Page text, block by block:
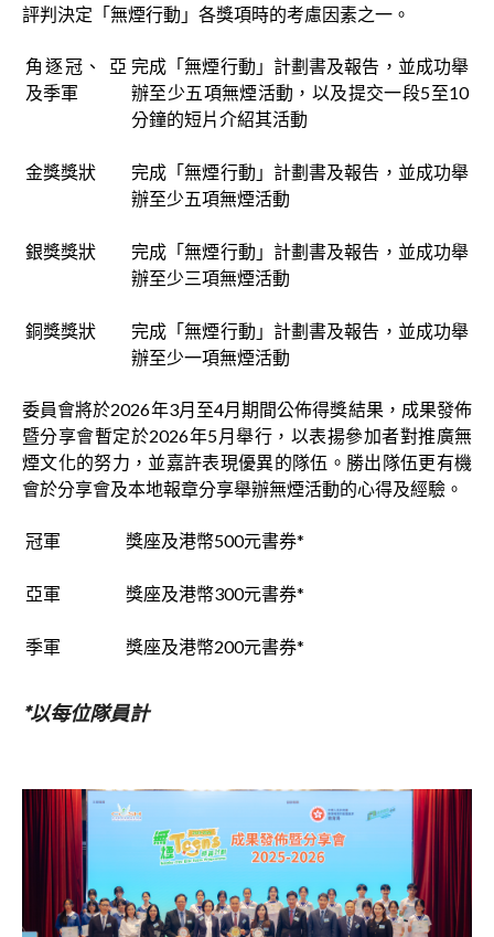
評判決定「無煙行動」各獎項時的考慮因素之一。
角逐冠、 亞
及季軍
完成「無煙行動」計劃書及報告，並成功舉
辦至少五項無煙活動，以及提交一段5至10
分鐘的短片介紹其活動
金獎獎狀
完成「無煙行動」計劃書及報告，並成功舉
辦至少五項無煙活動
銀獎獎狀
完成「無煙行動」計劃書及報告，並成功舉
辦至少三項無煙活動
銅獎獎狀
完成「無煙行動」計劃書及報告，並成功舉
辦至少一項無煙活動
委員會將於2026年3月至4月期間公佈得獎結果，成果發佈
暨分享會暫定於2026年5月舉行，以表揚參加者對推廣無
煙文化的努力，並嘉許表現優異的隊伍。勝出隊伍更有機
會於分享會及本地報章分享舉辦無煙活動的心得及經驗。
冠軍 獎座及港幣500元書券*
亞軍 獎座及港幣300元書券*
季軍 獎座及港幣200元書券*
*以每位隊員計